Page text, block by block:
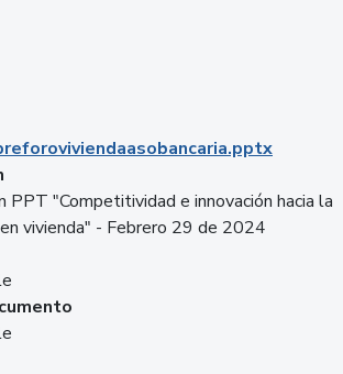
PPT "Competitividad e innovación hacia la
vivienda" - Febrero 29 de 2024